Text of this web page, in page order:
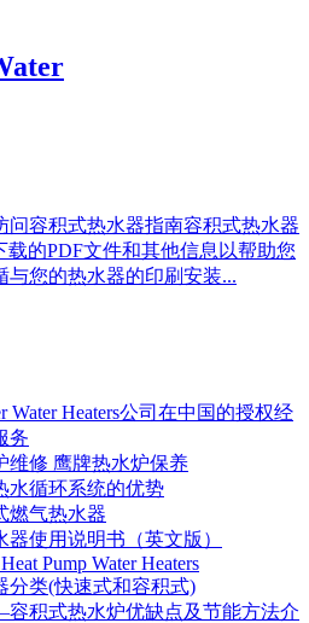
问容积式热水器指南容积式热水器
载的PDF文件和其他信息以帮助您
您的热水器的印刷安装...
Water Heaters公司在中国的授权经
务
维修 鹰牌热水炉保养
水循环系统的优势
燃气热水器
使用说明书（英文版）
Pump Water Heaters
分类(快速式和容积式)
积式热水炉优缺点及节能方法介